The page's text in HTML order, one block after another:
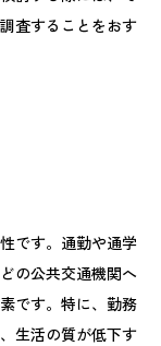
査することをおす
です。通勤や通学
の公共交通機関へ
です。特に、勤務
生活の質が低下す